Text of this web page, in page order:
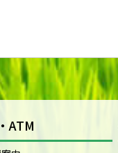
ATM